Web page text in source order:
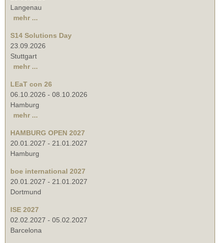
Langenau
mehr ...
S14 Solutions Day
23.09.2026
Stuttgart
mehr ...
LEaT con 26
06.10.2026 - 08.10.2026
Hamburg
mehr ...
HAMBURG OPEN 2027
20.01.2027 - 21.01.2027
Hamburg
boe international 2027
20.01.2027 - 21.01.2027
Dortmund
ISE 2027
02.02.2027 - 05.02.2027
Barcelona